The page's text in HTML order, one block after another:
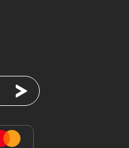
Подписаться